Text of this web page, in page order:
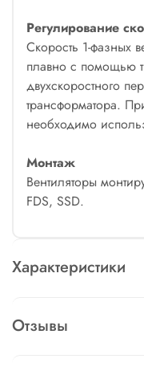
Регулирование
Скорость 1-фазных
плавно с помощью
двухскоростного
трансформатора.
необходимо
Монтаж
Вентиляторы
FDS, SSD.
Характеристики
Отзывы